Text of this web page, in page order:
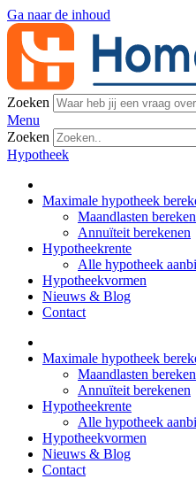
Ga naar de inhoud
Zoeken
Menu
Zoeken
Hypotheek
Maximale hypotheek
Maandlasten
Annuïteit berekenen
Hypotheekrente
Alle hypotheek
Hypotheekvormen
Nieuws & Blog
Contact
Maximale hypotheek
Maandlasten
Annuïteit berekenen
Hypotheekrente
Alle hypotheek
Hypotheekvormen
Nieuws & Blog
Contact